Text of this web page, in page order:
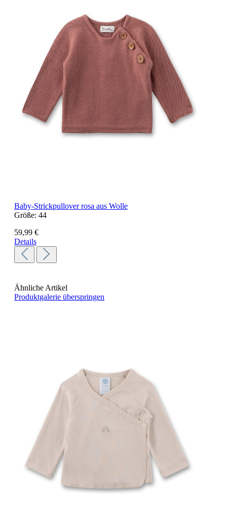
Baby-Strickpullover rosa aus Wolle
Größe: 44
59,99 €
Details
Ähnliche Artikel
Produktgalerie überspringen